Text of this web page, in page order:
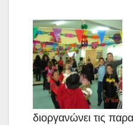
διοργανώνει τις